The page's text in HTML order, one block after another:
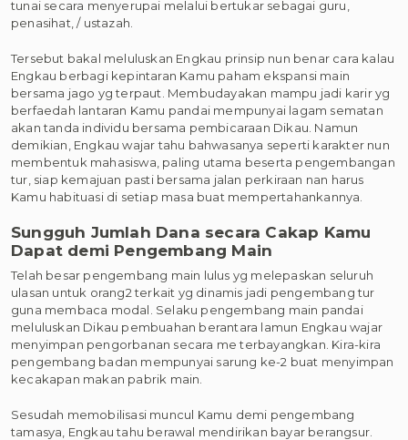
tunai secara menyerupai melalui bertukar sebagai guru,
penasihat, / ustazah.
Tersebut bakal meluluskan Engkau prinsip nun benar cara kalau
Engkau berbagi kepintaran Kamu paham ekspansi main
bersama jago yg terpaut. Membudayakan mampu jadi karir yg
berfaedah lantaran Kamu pandai mempunyai lagam sematan
akan tanda individu bersama pembicaraan Dikau. Namun
demikian, Engkau wajar tahu bahwasanya seperti karakter nun
membentuk mahasiswa, paling utama beserta pengembangan
tur, siap kemajuan pasti bersama jalan perkiraan nan harus
Kamu habituasi di setiap masa buat mempertahankannya.
Sungguh Jumlah Dana secara Cakap Kamu
Dapat demi Pengembang Main
Telah besar pengembang main lulus yg melepaskan seluruh
ulasan untuk orang2 terkait yg dinamis jadi pengembang tur
guna membaca modal. Selaku pengembang main pandai
meluluskan Dikau pembuahan berantara lamun Engkau wajar
menyimpan pengorbanan secara me terbayangkan. Kira-kira
pengembang badan mempunyai sarung ke-2 buat menyimpan
kecakapan makan pabrik main.
Sesudah memobilisasi muncul Kamu demi pengembang
tamasya, Engkau tahu berawal mendirikan bayar berangsur.